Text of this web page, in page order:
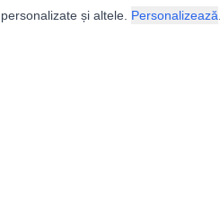
și altele. Personalizează